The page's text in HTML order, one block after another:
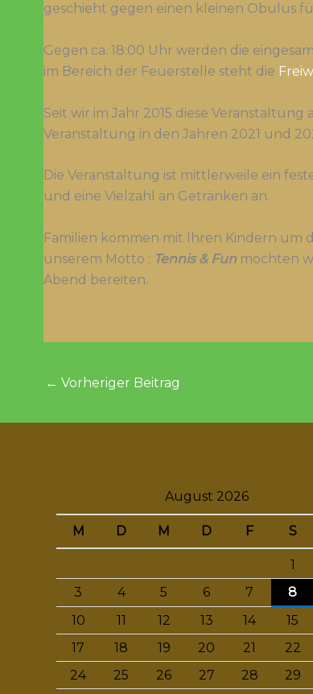
geschieht gegen einen kleinen Obulus
Gegen ca. 18:00 Uhr werden die
im Bereich der Feuerstelle steht die
Seit wir im Jahr 2015 diese
Veranstaltung in den Jahren 2021 und
Die Veranstaltung ist mittlerweile ein
und eine Vielzahl an Getränken an.
Familien kommen mit Ihren Kindern um
unserem Motto : Tennis & Funmöchten
Abend bereiten.
← Vorheriger Beitrag
August 2026
M D M D F S
1
3
4 5 6 7 8
10
11 12 13 14 15
17
18 19 20 21 22
24
25 26 27 28 29